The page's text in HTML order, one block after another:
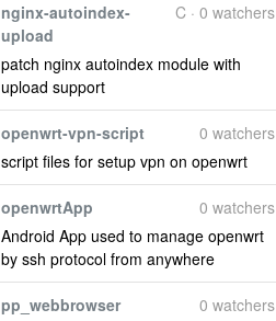
C · 0 watchers
nginx-autoindex-
upload
patch nginx autoindex module with
upload support
0 watchers
openwrt-vpn-script
script files for setup vpn on openwrt
0 watchers
openwrtApp
Android App used to manage openwrt
by ssh protocol from anywhere
0 watchers
pp_webbrowser